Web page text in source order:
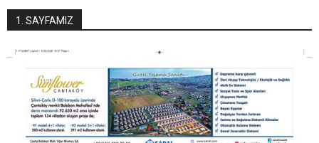
1. SAYFAMIZ